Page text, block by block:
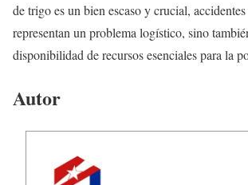
de trigo es un bien escaso y crucial,
representan un problema logístico, sino
disponibilidad de recursos esenciales para la
Autor